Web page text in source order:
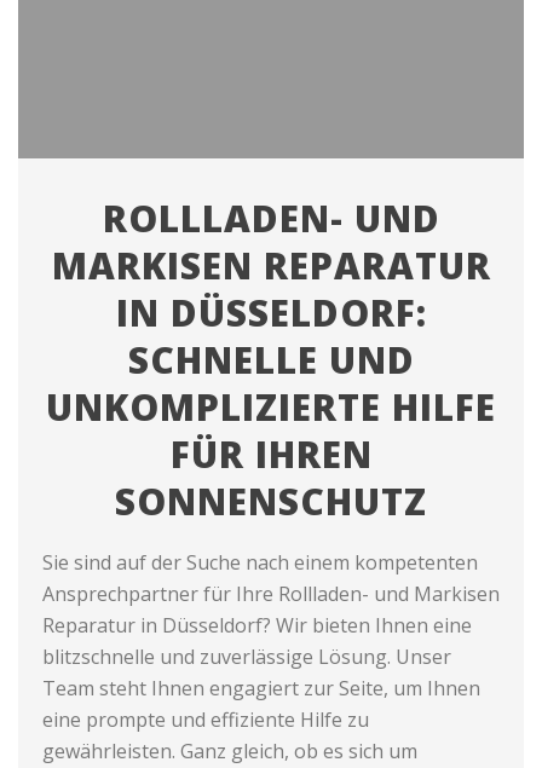
ROLLLADEN- UND
MARKISEN REPARATUR
IN DÜSSELDORF:
SCHNELLE UND
UNKOMPLIZIERTE HILFE
FÜR IHREN
SONNENSCHUTZ
Sie sind auf der Suche nach einem kompetenten
Ansprechpartner für Ihre Rollladen- und Markisen
Reparatur in Düsseldorf? Wir bieten Ihnen eine
blitzschnelle und zuverlässige Lösung. Unser
Team steht Ihnen engagiert zur Seite, um Ihnen
eine prompte und effiziente Hilfe zu
gewährleisten. Ganz gleich, ob es sich um